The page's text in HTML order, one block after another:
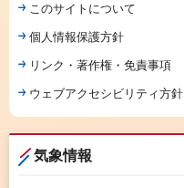
このサイトについて
個人情報保護方針
リンク・著作権・免責事項
ウェブアクセシビリティ方針
気象情報